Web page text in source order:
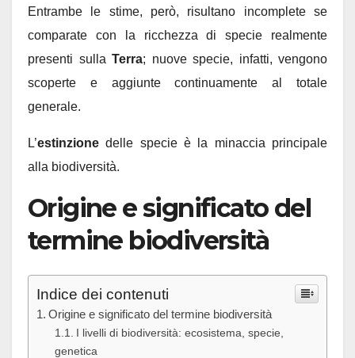
Entrambe le stime, però, risultano incomplete se
comparate con la ricchezza di specie realmente
presenti sulla Terra; nuove specie, infatti, vengono
scoperte e aggiunte continuamente al totale
generale.
L’estinzione delle specie è la minaccia principale
alla biodiversità.
Origine e significato del
termine biodiversità
Indice dei contenuti
Origine e significato del termine biodiversità
I livelli di biodiversità: ecosistema, specie,
genetica